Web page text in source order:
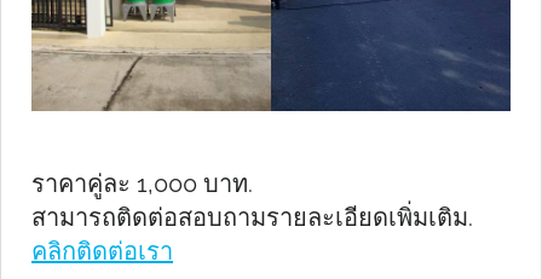
ราคาคู่ละ 1,000 บาท.
สามารถติดต่อสอบถามรายละเอียดเพิ่มเติม.
คลิกติดต่อเรา